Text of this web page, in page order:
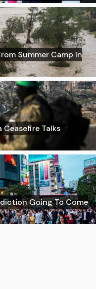
Summer Camp In
Ceasefire Talks
Going To Come